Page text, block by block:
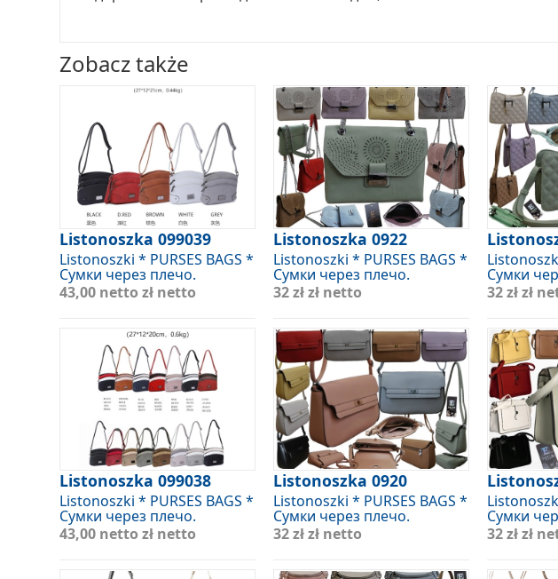
Zobacz także
Listonoszka 099039
Listonoszki * PURSES BAGS *
Сумки через плечо.
43,00 nettozł netto
Listonoszka 099038
Listonoszki * PURSES BAGS *
Сумки через плечо.
43,00 nettozł netto
Listonoszka 0922
Listonoszki * PURSES BAGS *
Сумки через плечо.
32 złzł netto
Listonoszka 0920
Listonoszki * PURSES BAGS *
Сумки через плечо.
32 złzł netto
Сумки
32 złzł
Сумки
32 złzł